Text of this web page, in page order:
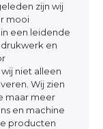
zijn wij
mooi
een leidende
en
niet alleen
Wij zien
maar meer
en machine
producten